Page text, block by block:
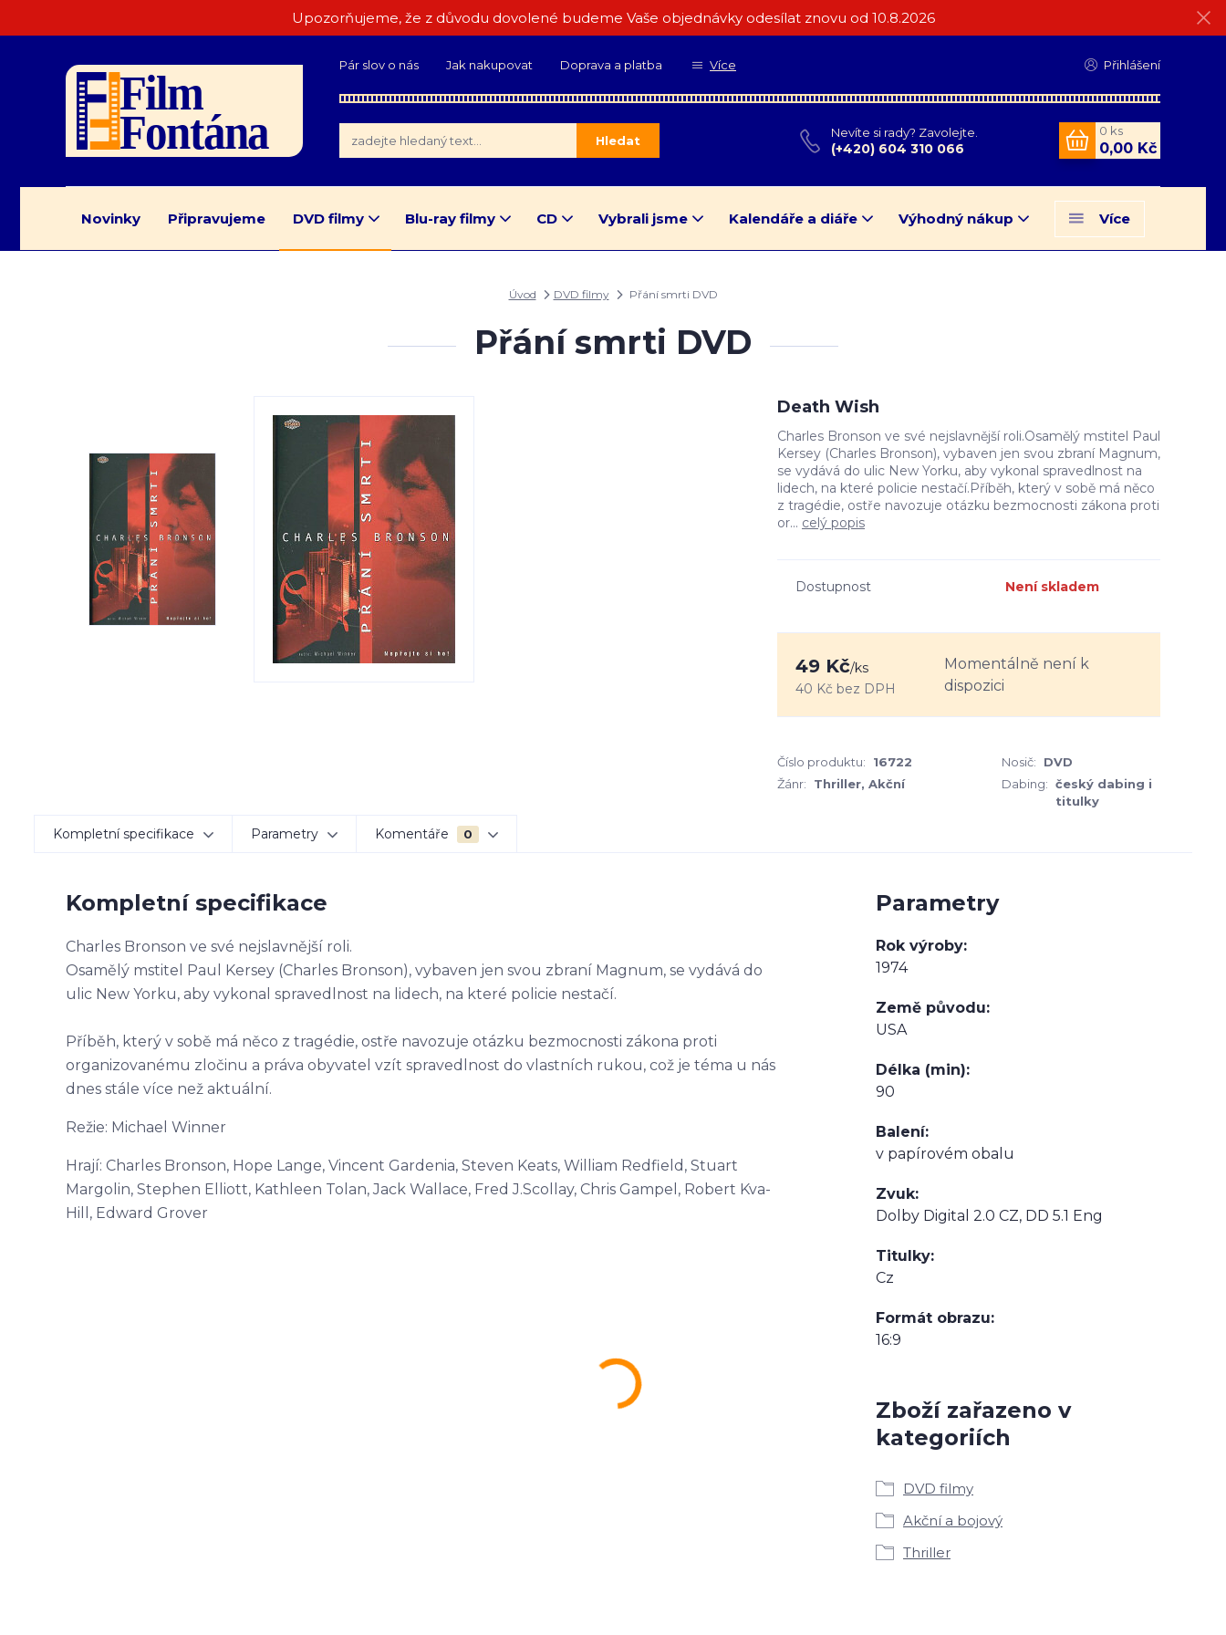
Upozorňujeme, že z důvodu dovolené budeme Vaše objednávky odesílat znovu od 10.8.2026
Pár slov o nás Jak nakupovat Doprava a platba Více Přihlášení
Hledat
Nevíte si rady? Zavolejte.
(+420) 604 310 066
0 ks
0,00 Kč
Novinky Připravujeme DVD filmy Blu-ray filmy CD Vybrali jsme Kalendáře a diáře Výhodný nákup Více
Úvod DVD filmy Přání smrti DVD
Přání smrti DVD
Death Wish
Charles Bronson ve své nejslavnější roli.Osamělý mstitel Paul
Kersey (Charles Bronson), vybaven jen svou zbraní Magnum,
se vydává do ulic New Yorku, aby vykonal spravedlnost na
lidech, na které policie nestačí.Příběh, který v sobě má něco
z tragédie, ostře navozuje otázku bezmocnosti zákona proti
or... celý popis
Dostupnost Není skladem
49 Kč/ks
40 Kč bez DPH
Momentálně není k
dispozici
Číslo produktu: 16722 Nosič:
DVD
Žánr:
Thriller, Akční Dabing: český dabing i
titulky
Kompletní specifikace Parametry Komentáře 0
Kompletní specifikace
Charles Bronson ve své nejslavnější roli.
Osamělý mstitel Paul Kersey (Charles Bronson), vybaven jen svou zbraní Magnum, se vydává do
ulic New Yorku, aby vykonal spravedlnost na lidech, na které policie nestačí.
Příběh, který v sobě má něco z tragédie, ostře navozuje otázku bezmocnosti zákona proti
organizovanému zločinu a práva obyvatel vzít spravedlnost do vlastních rukou, což je téma u nás
dnes stále více než aktuální.
Režie: Michael Winner
Hrají: Charles Bronson, Hope Lange, Vincent Gardenia, Steven Keats, William Redfield, Stuart
Margolin, Stephen Elliott, Kathleen Tolan, Jack Wallace, Fred J.Scollay, Chris Gampel, Robert Kva-
Hill, Edward Grover
Parametry
Rok výroby
1974
Země původu
USA
Délka (min)
90
Balení
v papírovém obalu
Zvuk
Dolby Digital 2.0 CZ, DD 5.1 Eng
Titulky
Cz
Formát obrazu
16:9
Zboží zařazeno v
kategoriích
DVD filmy
Akční a bojový
Thriller